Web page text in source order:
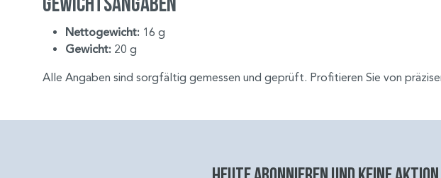
Nettogewicht: 16 g
Gewicht: 20 g
Alle Angaben sind sorgfältig gemessen und geprüft. Profitieren Sie von